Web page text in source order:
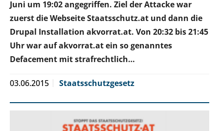
Juni um 19:02 angegriffen. Ziel der Attacke war
zuerst die Webseite Staatsschutz.at und dann die
Drupal Installation akvorrat.at. Von 20:32 bis 21:45
Uhr war auf akvorrat.at ein so genanntes
Defacement mit strafrechtlich…
03.06.2015 Staatsschutzgesetz